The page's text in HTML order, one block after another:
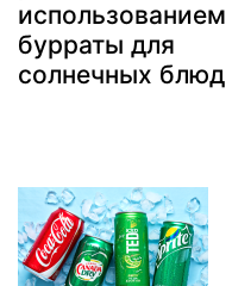
использованием
бурраты для
солнечных блюд